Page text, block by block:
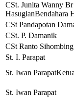
CSt. Junita Wanny Br
HasugianBendahara
CSt Pandapotan
CSt. P. Damanik
CSt Ranto Sihombing
St. I. Parapat
St. Iwan Parapat
St. Iwan Parapat